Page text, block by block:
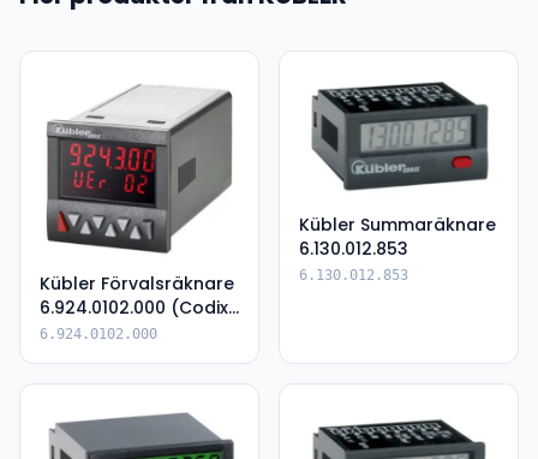
Kübler Förvalsräknare
6.924.0102.000 (Codix
924)
6.924.0102.000
Kübler Summaräknare
6.130.012.853
6.130.012.853